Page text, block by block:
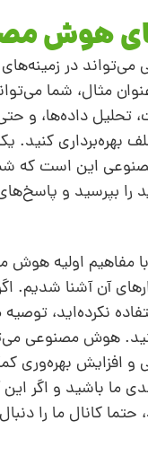
هوش
در
مثال، شما
تحلیل داده‌ها، و
بهره‌برداری کنید.
این است که
را بپرسید و
با مفاهیم اولیه
آن آشنا شدیم.
نکرده‌اید،
هوش مصنوعی
و افزایش بهره‌وری
ما باشید و اگر
کانال ما را